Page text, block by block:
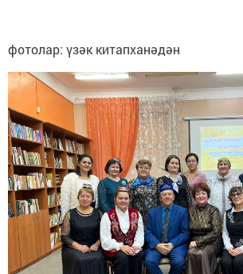
фотолар: үзәк китапханәдән